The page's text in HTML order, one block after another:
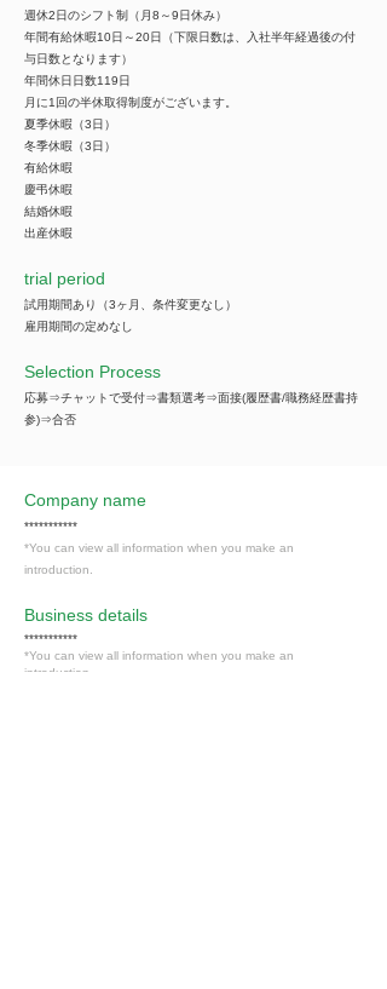
週休2日のシフト制（月8～9日休み）
年間有給休暇10日～20日（下限日数は、入社半年経過後の付
与日数となります）
年間休日日数119日
月に1回の半休取得制度がございます。
夏季休暇（3日）
冬季休暇（3日）
有給休暇
慶弔休暇
結婚休暇
出産休暇
trial period
試用期間あり（3ヶ月、条件変更なし）
雇用期間の定めなし
Selection Process
応募⇒チャットで受付⇒書類選考⇒面接(履歴書/職務経歴書持
参)⇒合否
Company name
***********
*You can view all information when you make an
introduction.
​Business details
***********
*You can view all information when you make an
introduction.